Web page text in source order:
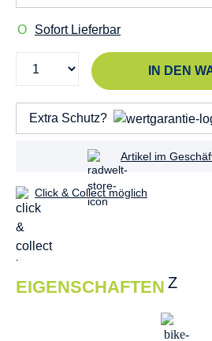
Sofort Lieferbar
IN DEN
Extra Schutz?
Artikel im
Click & Collect möglich
EIGENSCHAFTEN